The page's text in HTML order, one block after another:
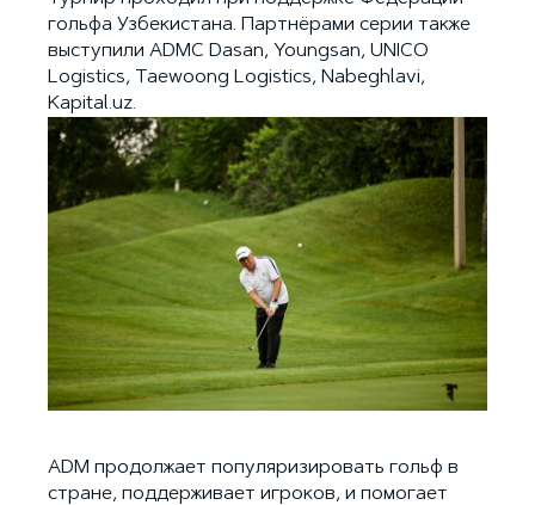
гольфа Узбекистана. Партнёрами серии также
выступили ADMC Dasan, Youngsan, UNICO
Logistics, Taewoong Logistics, Nabeghlavi,
Kapital.uz.
ADM продолжает популяризировать гольф в
стране, поддерживает игроков, и помогает